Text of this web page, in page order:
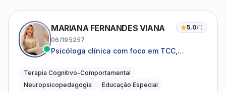
MARIANA FERNANDES VIANA 5.0(1)
06/195257
Psicóloga clínica com foco em TCC,
do neurodesenvolvimento.
Terapia Cognitivo-Comportamental
Neuropsicopedagogia
Educação Especial